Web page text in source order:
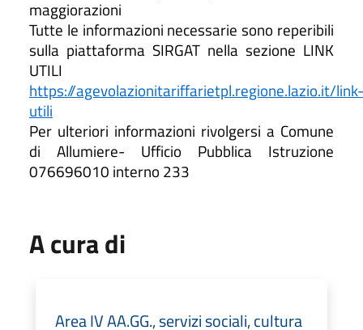
maggiorazioni
Tutte le informazioni necessarie sono reperibili
sulla piattaforma SIRGAT nella sezione LINK
UTILI
https://agevolazionitariffarietpl.regione.lazio.it/link-
utili
Per ulteriori informazioni rivolgersi a Comune
di Allumiere- Ufficio Pubblica Istruzione
076696010 interno 233
A cura di
Area IV AA.GG., servizi sociali, cultura